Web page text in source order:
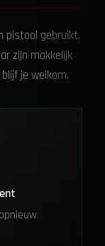
pistool gebruikt,
zijn makkelijk
je welkom.